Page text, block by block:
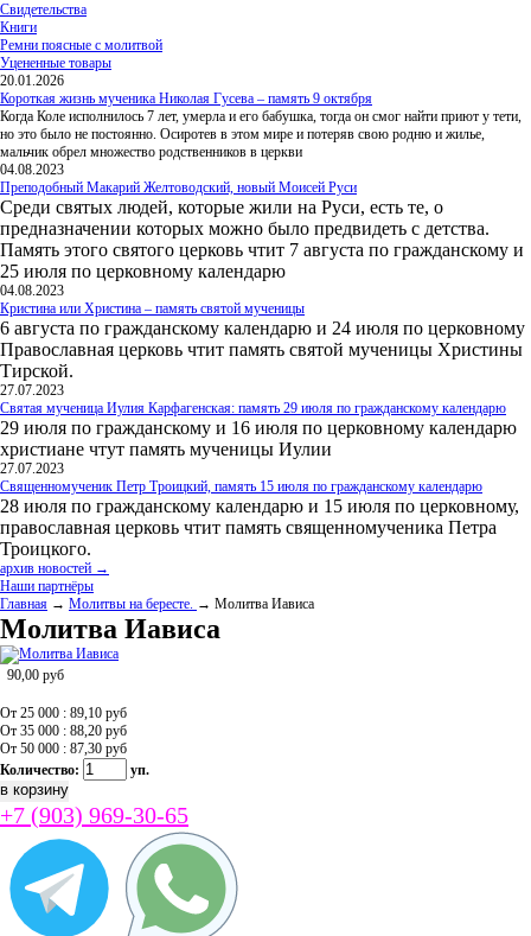
Свидетельства
Книги
Ремни поясные с молитвой
Уцененные товары
20.01.2026
Короткая жизнь мученика Николая Гусева – память 9 октября
Когда Коле исполнилось 7 лет, умерла и его бабушка, тогда он смог найти приют у тети,
но это было не постоянно. Осиротев в этом мире и потеряв свою родню и жилье,
мальчик обрел множество родственников в церкви
04.08.2023
Преподобный Макарий Желтоводский, новый Моисей Руси
Среди святых людей, которые жили на Руси, есть те, о
предназначении которых можно было предвидеть с детства.
Память этого святого церковь чтит 7 августа по гражданскому и
25 июля по церковному календарю
04.08.2023
Кристина или Христина – память святой мученицы
6 августа по гражданскому календарю и 24 июля по церковному
Православная церковь чтит память святой мученицы Христины
Тирской.
27.07.2023
Святая мученица Иулия Карфагенская: память 29 июля по гражданскому календарю
29 июля по гражданскому и 16 июля по церковному календарю
христиане чтут память мученицы Иулии
27.07.2023
Священномученик Петр Троицкий, память 15 июля по гражданскому календарю
28 июля по гражданскому календарю и 15 июля по церковному,
православная церковь чтит память священномученика Петра
Троицкого.
архив новостей →
Наши партнёры
Главная → Молитвы на бересте. → Молитва Иависа
Молитва Иависа
90,00 руб
От 25 000 : 89,10 руб
От 35 000 : 88,20 руб
От 50 000 : 87,30 руб
Количество:
уп.
+7 (903) 969-30-65